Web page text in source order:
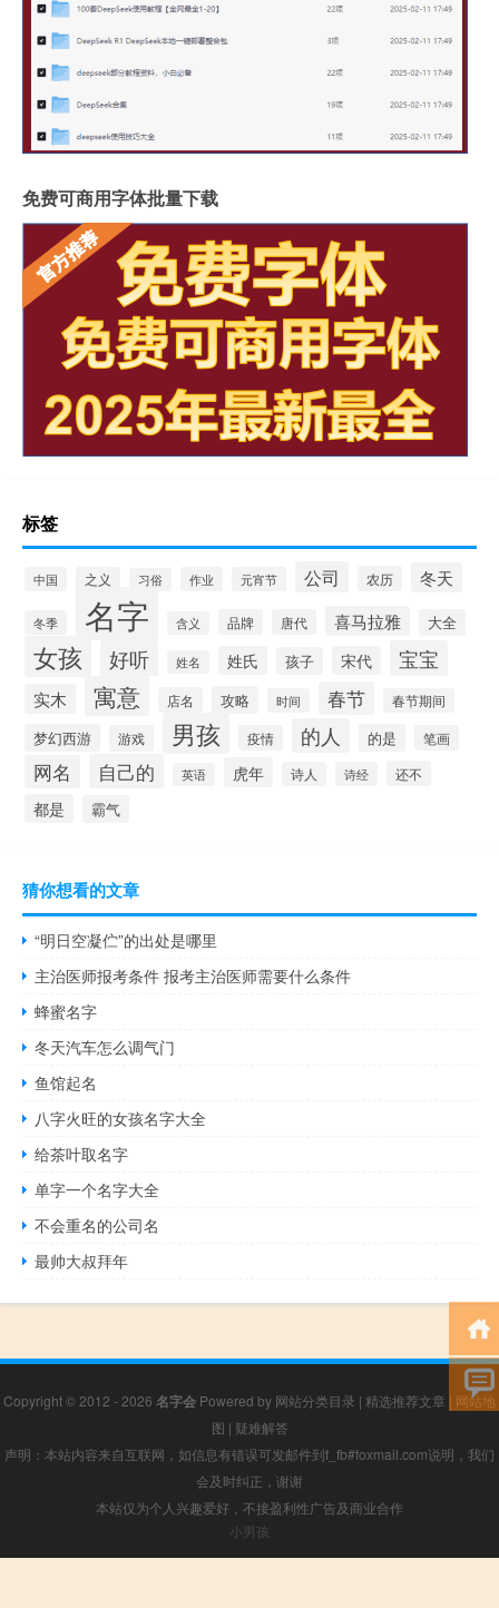
免费可商用字体批量下载
标签
中国 之义 习俗 作业 元宵节 公司 农历 冬天
冬季 名字 含义 品牌 唐代 喜马拉雅 大全
女孩 好听 姓名 姓氏 孩子 宋代 宝宝
实木 寓意 店名 攻略 时间 春节 春节期间
梦幻西游 游戏 男孩 疫情 的人 的是 笔画
网名 自己的 英语 虎年 诗人 诗经 还不
都是 霸气
猜你想看的文章
“明日空凝伫”的出处是哪里
主治医师报考条件 报考主治医师需要什么条件
蜂蜜名字
冬天汽车怎么调气门
鱼馆起名
八字火旺的女孩名字大全
给茶叶取名字
单字一个名字大全
不会重名的公司名
最帅大叔拜年
Copyright © 2012 - 2026 名字会 Powered by 网站分类目录 | 精选推荐文章 | 网站地
图 | 疑难解答
声明：本站内容来自互联网，如信息有错误可发邮件到f_fb#foxmail.com说明，我们
会及时纠正，谢谢
本站仅为个人兴趣爱好，不接盈利性广告及商业合作
小男孩